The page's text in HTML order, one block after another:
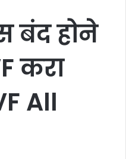
बंद होने
करा
All